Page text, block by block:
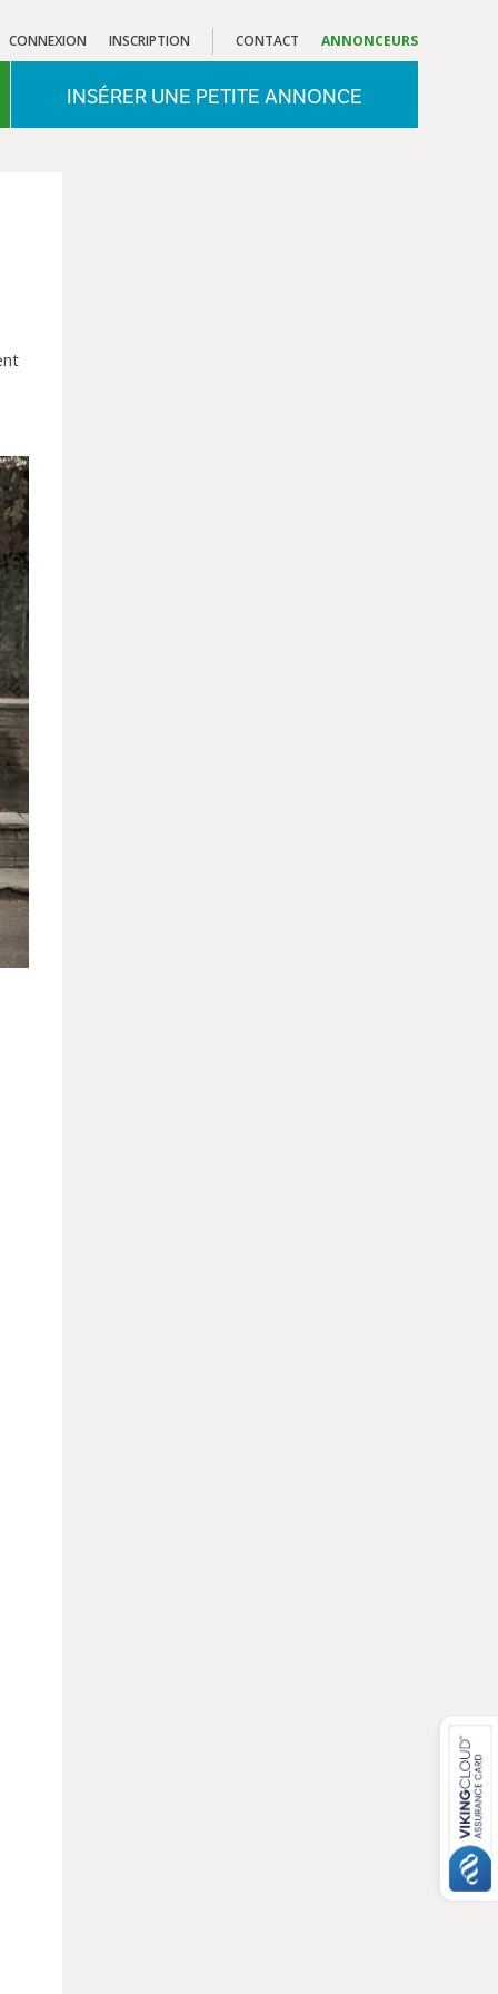
CONTACT ANNONCEURS
CONNEXION INSCRIPTION
INSÉRER UNE PETITE ANNONCE